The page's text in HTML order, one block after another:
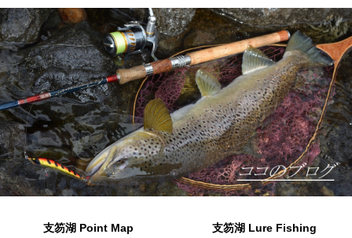
支笏湖 Point Map 支笏湖 Lure Fishing